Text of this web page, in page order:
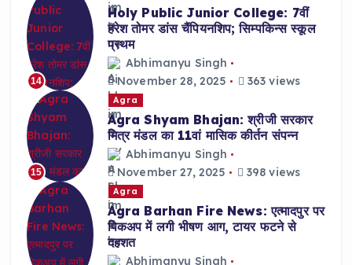
14
Holy Public Junior College: 7वीं
हरेश तोमर डांस चैंपियनशिप; सिम्पकिन्स स्कूल
प्रथम
Abhimanyu Singh
November 28, 2025
363 views
15
Agra
Agra Shyam Bhajan: श्रीजी सरकार
मित्र मंडल का 11वां मासिक कीर्तन संपन्न
Abhimanyu Singh
November 27, 2025
398 views
Agra
Agra Barhan Fire News: एत्मादपुर पर
पिकअप में लगी भीषण आग, टायर फटने से
दहशत
Abhimanyu Singh